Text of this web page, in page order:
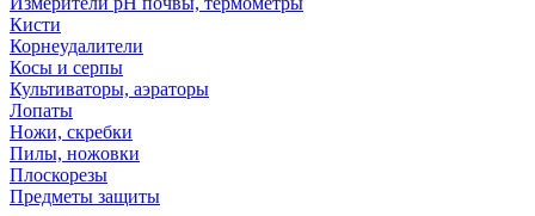
Кисти
Корнеудалители
Косы и серпы
Культиваторы, аэраторы
Лопаты
Ножи, скребки
Пилы, ножовки
Плоскорезы
Предметы защиты